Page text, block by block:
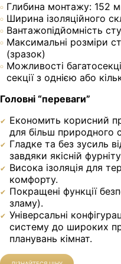
Глибина монтажу: 152
Ширина ізоляційного
Вантажопідйомність
Максимальні розміри
(зразок)
Можливості
секції з однією або
Головні “переваги”
Економить корисний
для більш природного
Гладке та без зусиль
завдяки якісній
Висока ізоляція для
комфорту.
Покращені функції
зламу).
Універсальні
систему до широких
планувань кімнат.